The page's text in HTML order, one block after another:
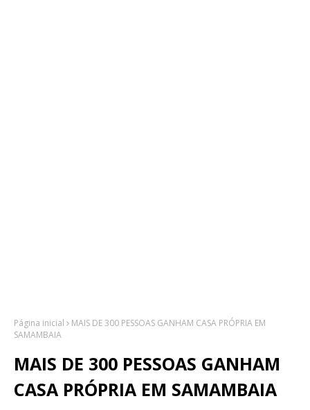
Página inicial
MAIS DE 300 PESSOAS GANHAM CASA PRÓPRIA EM
SAMAMBAIA
MAIS DE 300 PESSOAS GANHAM
CASA PRÓPRIA EM SAMAMBAIA